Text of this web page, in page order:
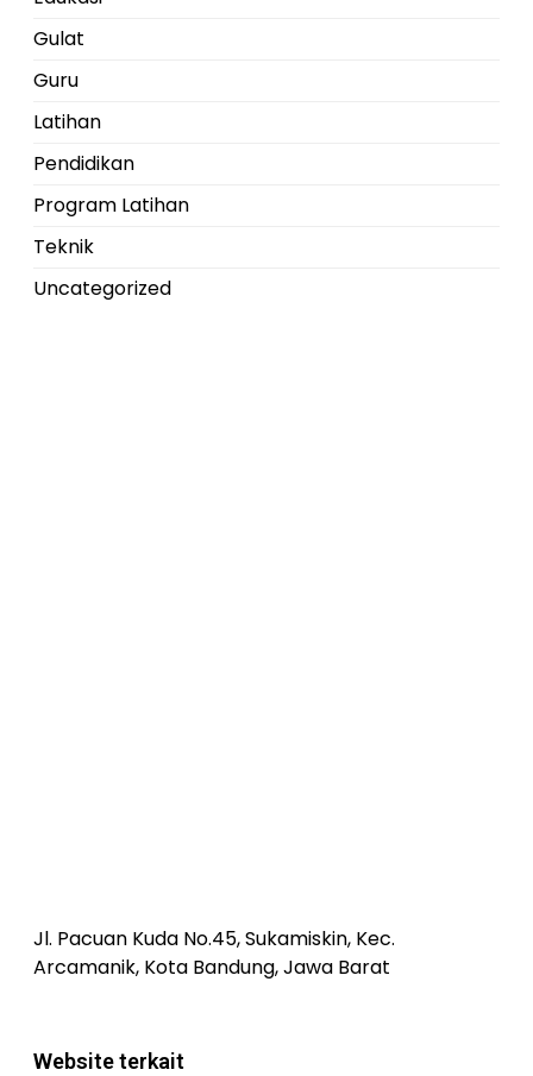
Gulat
Guru
Latihan
Pendidikan
Program Latihan
Teknik
Uncategorized
Jl. Pacuan Kuda No.45, Sukamiskin, Kec.
Arcamanik, Kota Bandung, Jawa Barat
Website terkait